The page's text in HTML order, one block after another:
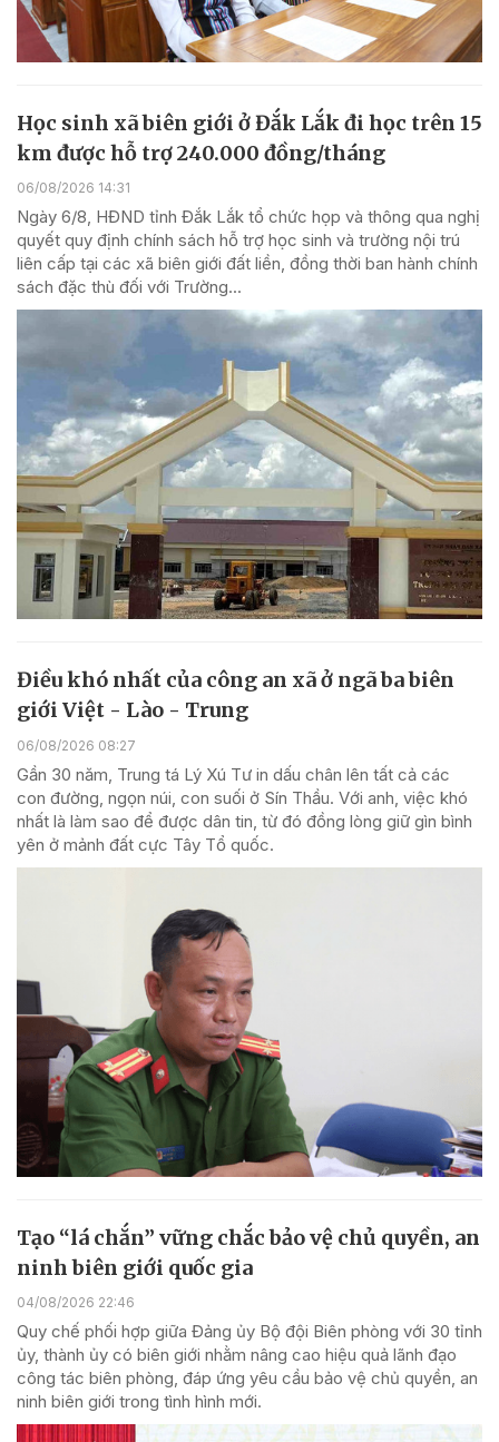
Học sinh xã biên giới ở Đắk Lắk đi học trên 15
km được hỗ trợ 240.000 đồng/tháng
06/08/2026 14:31
Ngày 6/8, HĐND tỉnh Đắk Lắk tổ chức họp và thông qua nghị
quyết quy định chính sách hỗ trợ học sinh và trường nội trú
liên cấp tại các xã biên giới đất liền, đồng thời ban hành chính
sách đặc thù đối với Trường...
Điều khó nhất của công an xã ở ngã ba biên
giới Việt - Lào - Trung
06/08/2026 08:27
Gần 30 năm, Trung tá Lý Xú Tư in dấu chân lên tất cả các
con đường, ngọn núi, con suối ở Sín Thầu. Với anh, việc khó
nhất là làm sao để được dân tin, từ đó đồng lòng giữ gìn bình
yên ở mảnh đất cực Tây Tổ quốc.
Tạo “lá chắn” vững chắc bảo vệ chủ quyền, an
ninh biên giới quốc gia
04/08/2026 22:46
Quy chế phối hợp giữa Đảng ủy Bộ đội Biên phòng với 30 tỉnh
ủy, thành ủy có biên giới nhằm nâng cao hiệu quả lãnh đạo
công tác biên phòng, đáp ứng yêu cầu bảo vệ chủ quyền, an
ninh biên giới trong tình hình mới.